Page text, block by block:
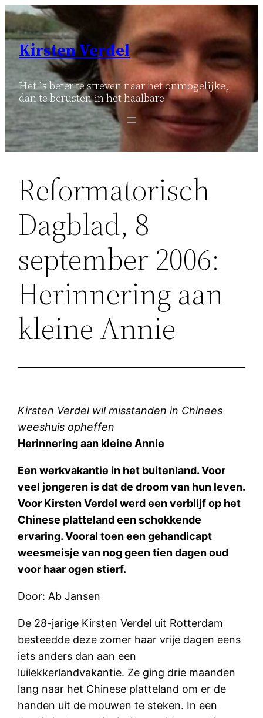
Ga
naar
inhoud
Kirsten Verdel
Het is beter te streven naar het onmogelijke,
dan te berusten in het haalbare
Reformatorisch
Dagblad, 8
september 2006:
Herinnering aan
kleine Annie
Kirsten Verdel wil misstanden in Chinees
weeshuis opheffen
Herinnering aan kleine Annie
Een werkvakantie in het buitenland. Voor
veel jongeren is dat de droom van hun leven.
Voor Kirsten Verdel werd een verblijf op het
Chinese platteland een schokkende
ervaring. Vooral toen een gehandicapt
weesmeisje van nog geen tien dagen oud
voor haar ogen stierf.
Door: Ab Jansen
De 28-jarige Kirsten Verdel uit Rotterdam
besteedde deze zomer haar vrije dagen eens
iets anders dan aan een
luilekkerlandvakantie. Ze ging drie maanden
lang naar het Chinese platteland om er de
handen uit de mouwen te steken. In een